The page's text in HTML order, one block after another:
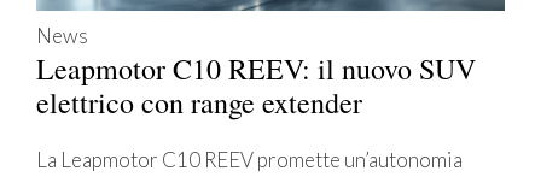
News
Leapmotor C10 REEV: il nuovo SUV
elettrico con range extender
La Leapmotor C10 REEV promette un’autonomia